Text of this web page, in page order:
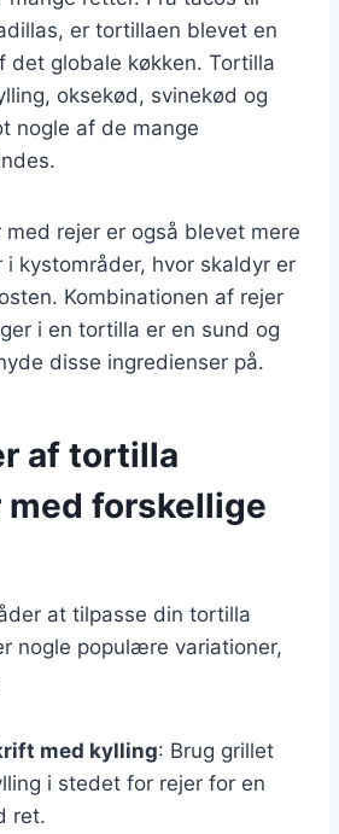
er tortillaen blevet en
det globale køkken. Tortilla
oksekød, svinekød og
nogle af de mange
rejer er også blevet mere
kystområder, hvor skaldyr er
Kombinationen af rejer
i en tortilla er en sund og
disse ingredienser på.
af tortilla
forskellige
at tilpasse din tortilla
nogle populære variationer,
med kylling: Brug grillet
i stedet for rejer for en
ret.